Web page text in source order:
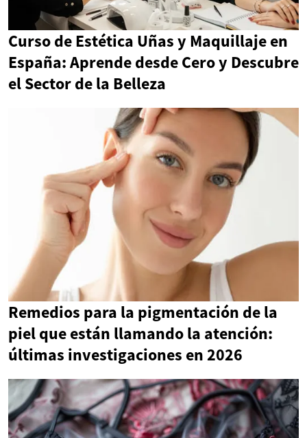
Curso de Estética Uñas y Maquillaje en
España: Aprende desde Cero y Descubre
el Sector de la Belleza
Remedios para la pigmentación de la
piel que están llamando la atención:
últimas investigaciones en 2026